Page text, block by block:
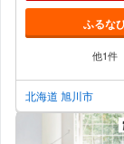
ふるな
他1件
北海道 旭川市